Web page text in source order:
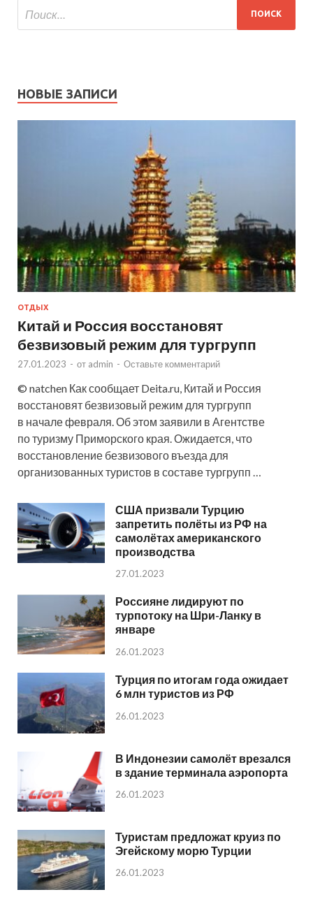
НОВЫЕ ЗАПИСИ
ОТДЫХ
Китай и Россия восстановят
безвизовый режим для тургрупп
27.01.2023 - от admin - Оставьте комментарий
© natchen Как сообщает Deita.ru, Китай и Россия
восстановят безвизовый режим для тургрупп
в начале февраля. Об этом заявили в Агентстве
по туризму Приморского края. Ожидается, что
восстановление безвизового въезда для
организованных туристов в составе тургрупп …
США призвали Турцию
запретить полёты из РФ на
самолётах американского
производства
27.01.2023
Россияне лидируют по
турпотоку на Шри-Ланку в
январе
26.01.2023
Турция по итогам года ожидает
6 млн туристов из РФ
26.01.2023
В Индонезии самолёт врезался
в здание терминала аэропорта
26.01.2023
Туристам предложат круиз по
Эгейскому морю Турции
26.01.2023